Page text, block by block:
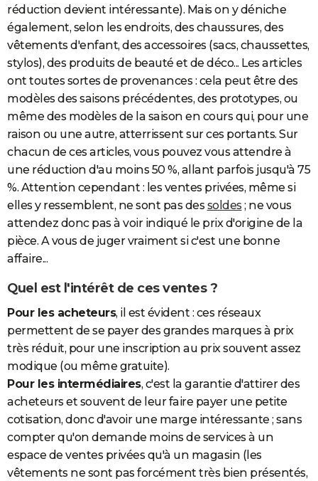
réduction devient intéressante). Mais on y déniche
également, selon les endroits, des chaussures, des
vêtements d'enfant, des accessoires (sacs, chaussettes,
stylos), des produits de beauté et de déco... Les articles
ont toutes sortes de provenances : cela peut être des
modèles des saisons précédentes, des prototypes, ou
même des modèles de la saison en cours qui, pour une
raison ou une autre, atterrissent sur ces portants. Sur
chacun de ces articles, vous pouvez vous attendre à
une réduction d'au moins 50 %, allant parfois jusqu'à 75
%. Attention cependant : les ventes privées, même si
elles y ressemblent, ne sont pas dessoldes ; ne vous
attendez donc pas à voir indiqué le prix d'origine de la
pièce. A vous de juger vraiment si c'est une bonne
affaire...
Quel est l'intérêt de ces ventes ?
Pour les acheteurs, il est évident : ces réseaux
permettent de se payer des grandes marques à prix
très réduit, pour une inscription au prix souvent assez
modique (ou même gratuite).
Pour les intermédiaires, c'est la garantie d'attirer des
acheteurs et souvent de leur faire payer une petite
cotisation, donc d'avoir une marge intéressante ; sans
compter qu'on demande moins de services à un
espace de ventes privées qu'à un magasin (les
vêtements ne sont pas forcément très bien présentés,